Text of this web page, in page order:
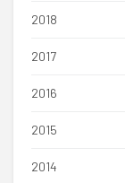
2018
2017
2016
2015
2014